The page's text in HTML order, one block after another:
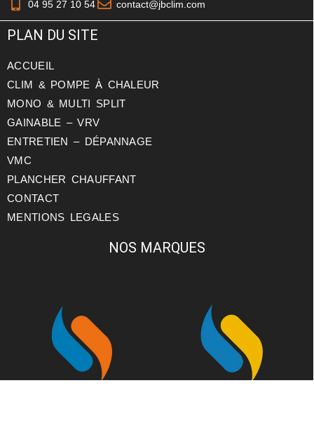
04 95 27 10 54 contact@jbclim.com
PLAN DU SITE
ACCUEIL
CLIM & POMPE À CHALEUR
MONO & MULTI SPLIT
GAINABLE – VRV
ENTRETIEN – DÉPANNAGE
VMC
PLANCHER CHAUFFANT
CONTACT
MENTIONS LEGALES
NOS MARQUES